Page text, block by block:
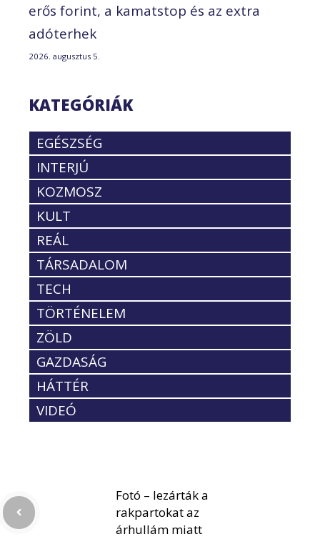
erős forint, a kamatstop és az extra
adóterhek
2026. augusztus 5.
KATEGÓRIÁK
EGÉSZSÉG
INTERJÚ
KOZMOSZ
KULT
REÁL
TÁRSADALOM
TECH
TÖRTÉNELEM
ZÖLD
GAZDASÁG
HÁTTÉR
VIDEÓ
Fotó – lezárták a
rakpartokat az
árhullám miatt